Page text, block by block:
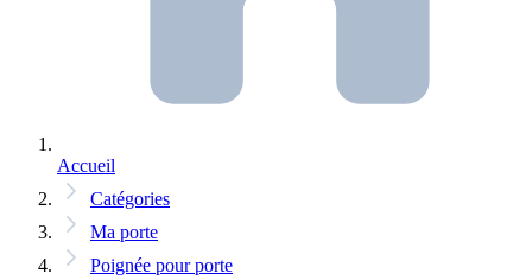
Accueil
Catégories
Ma porte
Poignée pour porte